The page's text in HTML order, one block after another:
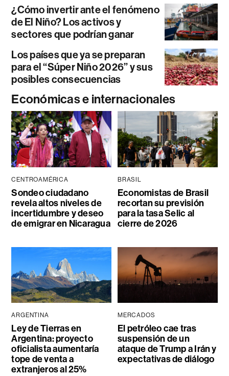
¿Cómo invertir ante el fenómeno
de El Niño? Los activos y
sectores que podrían ganar
Los países que ya se preparan
para el “Súper Niño 2026” y sus
posibles consecuencias
Económicas e internacionales
CENTROAMÉRICA
Sondeo ciudadano
revela altos niveles de
incertidumbre y deseo
de emigrar en Nicaragua
BRASIL
Economistas de Brasil
recortan su previsión
para la tasa Selic al
cierre de 2026
ARGENTINA
Ley de Tierras en
Argentina: proyecto
oficialista aumentaría
tope de venta a
extranjeros al 25%
MERCADOS
El petróleo cae tras
suspensión de un
ataque de Trump a Irán y
expectativas de diálogo